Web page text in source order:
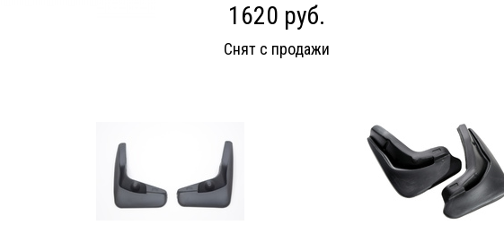
1620 руб.
Снят с продажи